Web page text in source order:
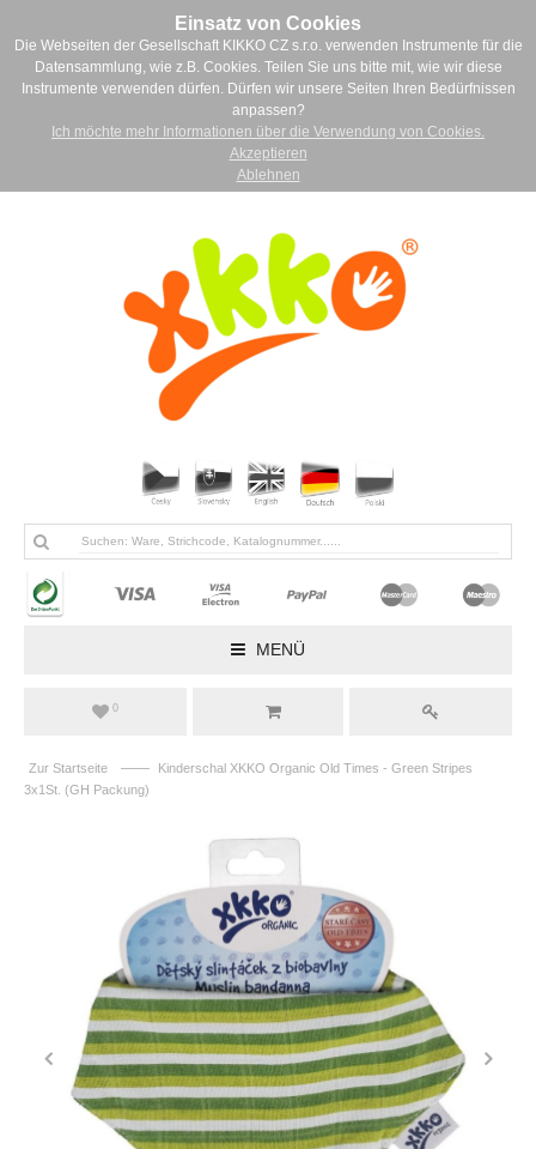
Einsatz von Cookies
Die Webseiten der Gesellschaft KIKKO CZ s.r.o. verwenden Instrumente für die
Datensammlung, wie z.B. Cookies. Teilen Sie uns bitte mit, wie wir diese
Instrumente verwenden dürfen. Dürfen wir unsere Seiten Ihren Bedürfnissen
anpassen?
Ich möchte mehr Informationen über die Verwendung von Cookies.
Akzeptieren
Ablehnen
MENÜ
0
Zur Startseite ——
Kinderschal XKKO Organic Old Times - Green Stripes
3x1St. (GH Packung)